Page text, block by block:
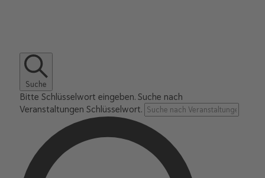
Suche
Bitte Schlüsselwort eingeben. Suche nach
Veranstaltungen Schlüsselwort.